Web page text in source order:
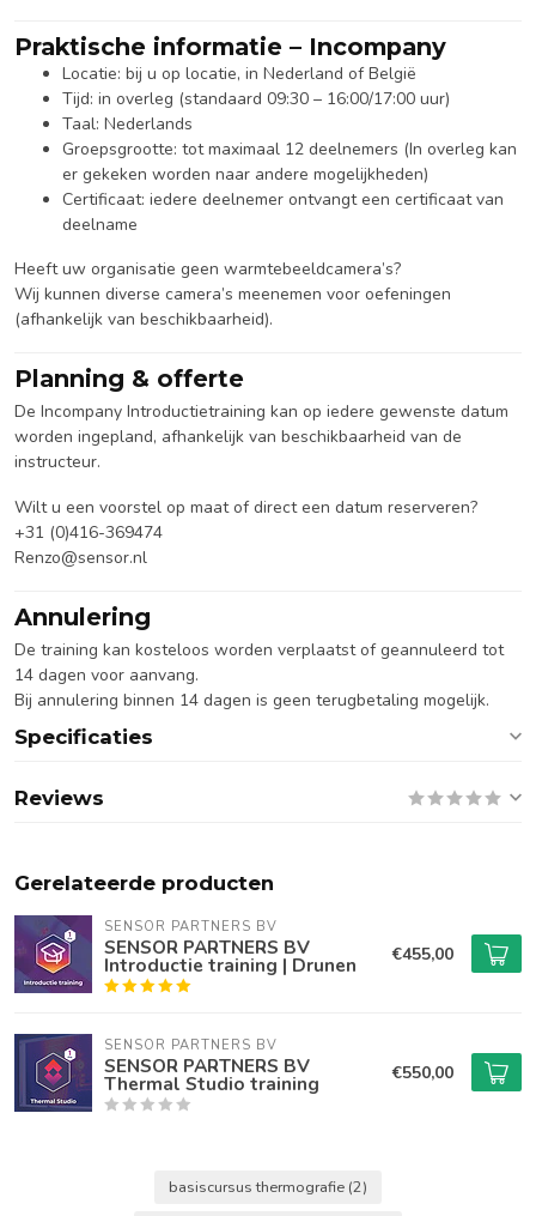
Praktische informatie – Incompany
Locatie: bij u op locatie, in Nederland of België
Tijd: in overleg (standaard 09:30 – 16:00/17:00 uur)
Taal: Nederlands
Groepsgrootte: tot maximaal 12 deelnemers (In overleg kan
er gekeken worden naar andere mogelijkheden)
Certificaat: iedere deelnemer ontvangt een certificaat van
deelname
Heeft uw organisatie geen warmtebeeldcamera’s?
Wij kunnen diverse camera’s meenemen voor oefeningen
(afhankelijk van beschikbaarheid).
Planning & offerte
De Incompany Introductietraining kan op iedere gewenste datum
worden ingepland, afhankelijk van beschikbaarheid van de
instructeur.
Wilt u een voorstel op maat of direct een datum reserveren?
+31 (0)416-369474
Renzo@sensor.nl
Annulering
De training kan kosteloos worden verplaatst of geannuleerd tot
14 dagen voor aanvang.
Bij annulering binnen 14 dagen is geen terugbetaling mogelijk.
Specificaties
Reviews
Gerelateerde producten
SENSOR PARTNERS BV
SENSOR PARTNERS BV
Introductie training | Drunen €455,00
SENSOR PARTNERS BV
SENSOR PARTNERS BV
Thermal Studio training €550,00
basiscursus thermografie (2)